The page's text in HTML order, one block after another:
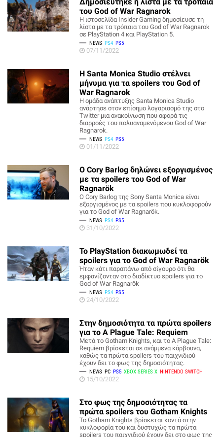
του God of War Ragnarok
H ιστοσελίδα Insider Gaming δημοσίευσε τη
λίστα με τα τρόπαια του God of War Ragnarok
σε PlayStation 4 και PlayStation 5.
NEWS PS4 PS5
07/11/2022
H Santa Monica Studio στέλνει
μήνυμα για τα spoilers του God of
War Ragnarok
H ομάδα ανάπτυξης Santa Monica Studio
ανάρτησε στον επίσημο λογαριασμό της στο
Twitter μια ανακοίνωση που αφορά τις
διαρροές του πολυαναμενόμενου God of War
Ragnarok.
NEWS PS4 PS5
01/11/2022
Ο Cory Barlog δηλώνει εξοργισμένος
με τα spoilers του God of War
Ragnarök
Ο Cory Barlog της Sony Santa Monica είναι
εξοργισμένος με τα spoilers που κυκλοφορούν
για το God of War Ragnarök.
NEWS PS4 PS5
31/10/2022
To PlayStation διακωμωδεί τα
spoilers για το God of War Ragnarök
Ήταν κάτι παραπάνω από σίγουρο ότι θα
εμφανίζονταν στο διαδίκτυο spoilers για το
God of War Ragnarök
NEWS PS4 PS5
24/10/2022
Στην δημοσιότητα τα πρώτα spoilers
για το A Plague Tale: Requiem
Μετά το Gotham Knights, και το A Plague Tale:
Requiem βρίσκεται σε ανάμμενα κάρβουνα,
καθώς τα πρώτα spoilers του παιχνιδιού
έχουν δει το φως της δημοσιότητας.
NEWS PC PS5 XBOX SERIES X NINTENDO SWITCH
15/10/2022
Στο φως της δημοσιότητας τα
πρώτα spoilers του Gotham Knights
Το Gotham Knights βρίσκεται κοντά στην
κυκλοφορία του και δυστυχώς τα πρώτα
spoilers του παιχνιδιού έχουν δει στο φως της